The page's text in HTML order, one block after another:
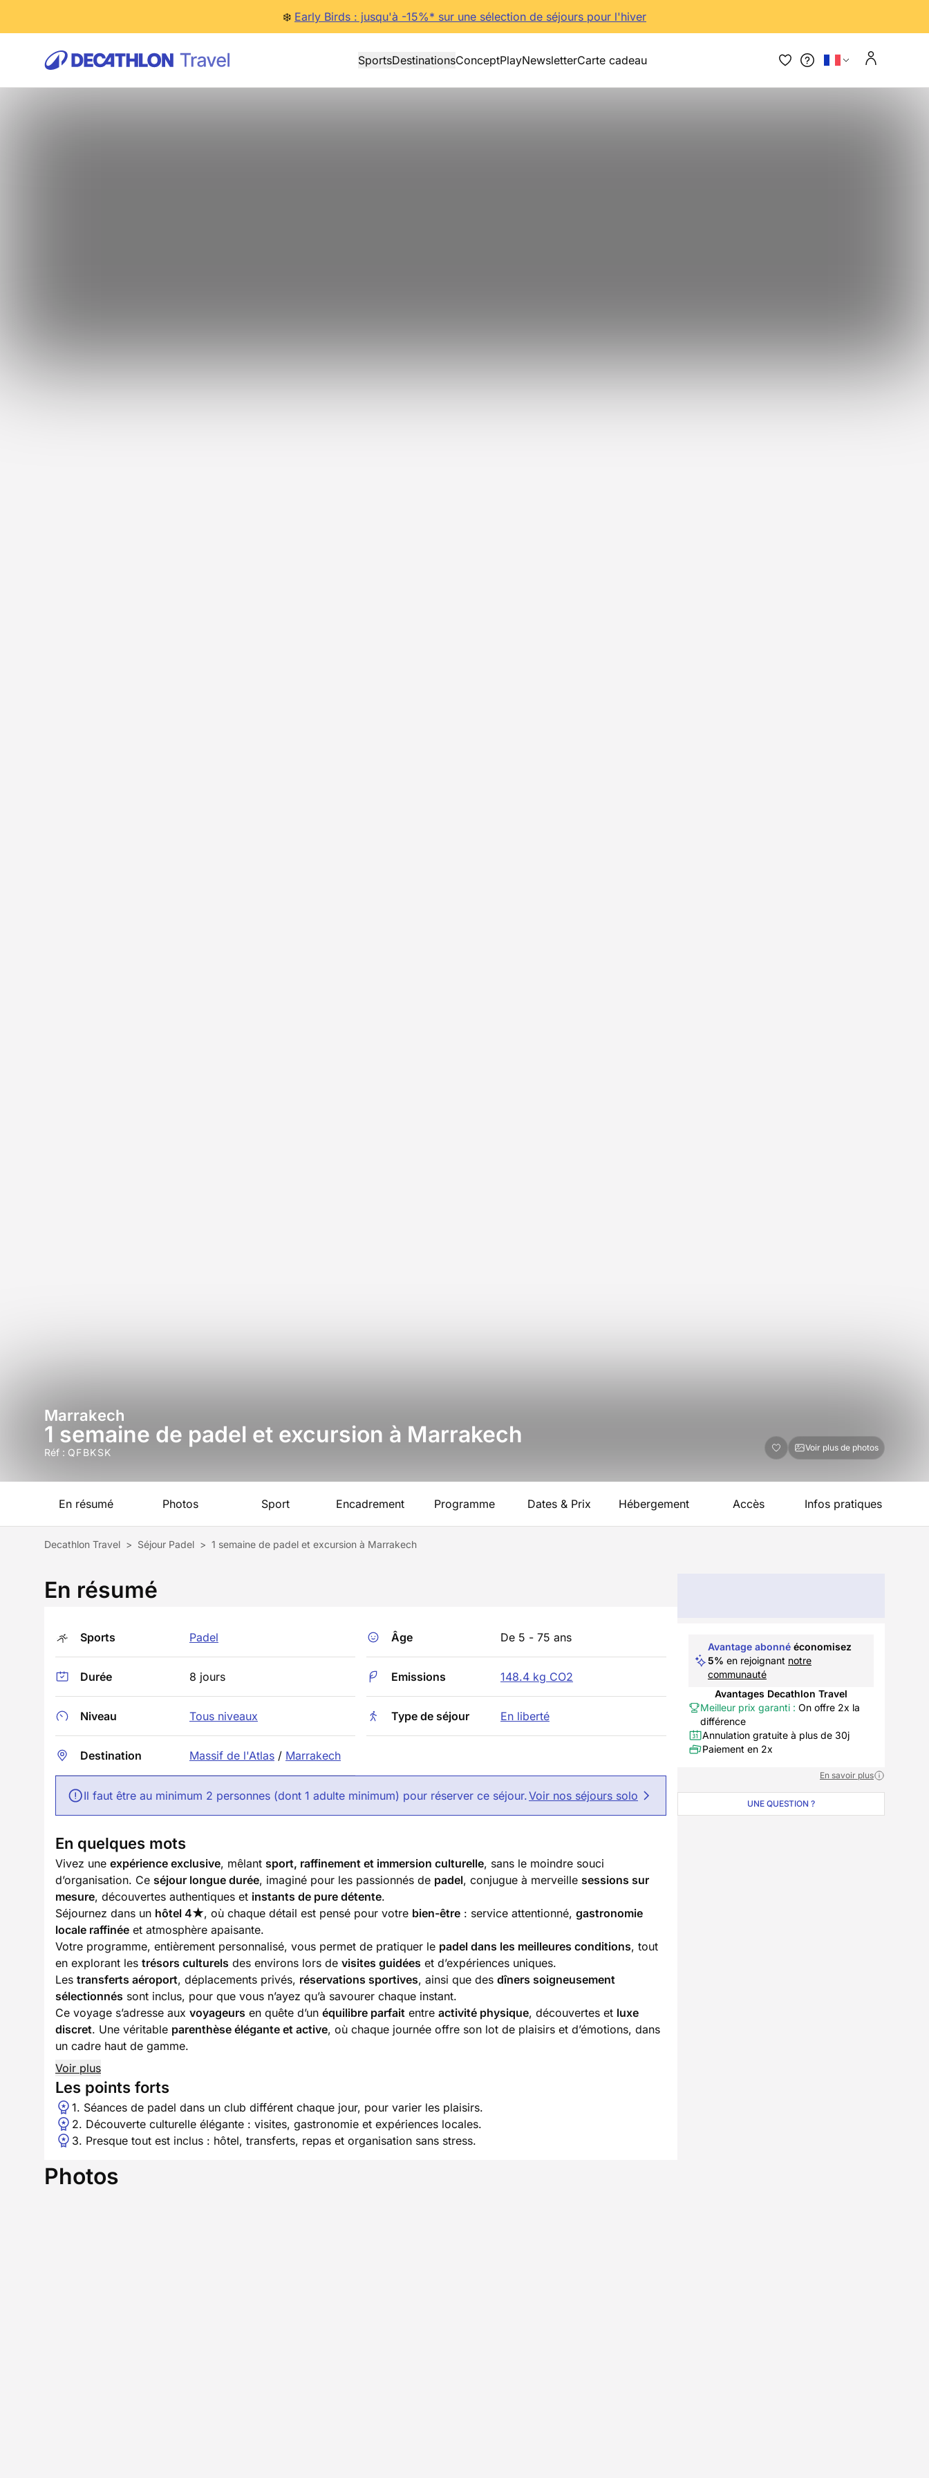
❄️ Early Birds : jusqu'à -15%* sur une sélection de séjours pour l'hiver
SportsDestinationsConceptPlayNewsletterCarte cadeau
Marrakech
1 semaine de padel et excursion à Marrakech
Réf : QFBKSK Voir plus de photos
En résumé Photos Sport Encadrement Programme Dates & Prix Hébergement Accès Infos pratiques
Decathlon Travel > Séjour Padel > 1 semaine de padel et excursion à Marrakech
En résumé
Sports Padel
Durée 8 jours
Niveau Tous niveaux
Destination Massif de l'Atlas / Marrakech
Âge De 5 - 75 ans
Emissions 148.4 kg CO2
Type de séjour En liberté
Il faut être au minimum 2 personnes (dont 1 adulte minimum) pour réserver ce séjour.Voir nos séjours solo
En quelques mots
Vivez une expérience exclusive, mêlant sport, raffinement et immersion culturelle, sans le moindre souci
d’organisation. Ce séjour longue durée, imaginé pour les passionnés de padel, conjugue à merveille sessions sur
mesure, découvertes authentiques et instants de pure détente.
Séjournez dans un hôtel 4★, où chaque détail est pensé pour votre bien-être : service attentionné, gastronomie
locale raffinée et atmosphère apaisante.
Votre programme, entièrement personnalisé, vous permet de pratiquer le padel dans les meilleures conditions, tout
en explorant les trésors culturels des environs lors de visites guidées et d’expériences uniques.
Les transferts aéroport, déplacements privés, réservations sportives, ainsi que des dîners soigneusement
sélectionnés sont inclus, pour que vous n’ayez qu’à savourer chaque instant.
Ce voyage s’adresse aux voyageurs en quête d’un équilibre parfait entre activité physique, découvertes et luxe
discret. Une véritable parenthèse élégante et active, où chaque journée offre son lot de plaisirs et d’émotions, dans
un cadre haut de gamme.
Voir plus
Les points forts
1. Séances de padel dans un club différent chaque jour, pour varier les plaisirs.
2. Découverte culturelle élégante : visites, gastronomie et expériences locales.
3. Presque tout est inclus : hôtel, transferts, repas et organisation sans stress.
Photos
Avantage abonné économisez
5% en rejoignant notre
communauté
Avantages Decathlon Travel
Meilleur prix garanti : On offre 2x la
différence
Annulation gratuite à plus de 30j
Paiement en 2x
En savoir plus
UNE QUESTION ?